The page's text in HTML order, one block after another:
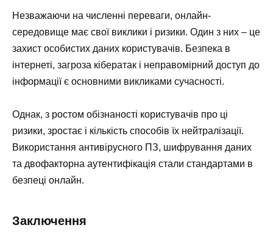
Незважаючи на численні переваги, онлайн-
середовище має свої виклики і ризики. Один з них – це
захист особистих даних користувачів. Безпека в
інтернеті, загроза кібератак і неправомірний доступ до
інформації є основними викликами сучасності.
Однак, з ростом обізнаності користувачів про ці
ризики, зростає і кількість способів їх нейтралізації.
Використання антивірусного ПЗ, шифрування даних
та двофакторна аутентифікація стали стандартами в
безпеці онлайн.
Заключення